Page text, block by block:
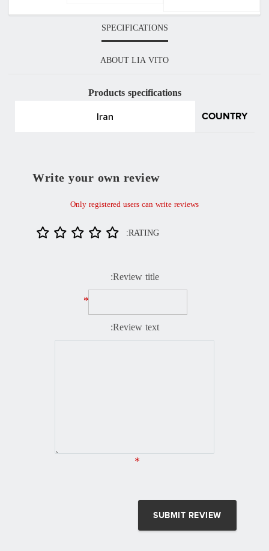
SPECIFICATIONS
ABOUT LIA VITO
Products specifications
COUNTRY
Iran
Write your own review
Only registered users can write reviews
RATING:
Review title:
*
Review text:
*